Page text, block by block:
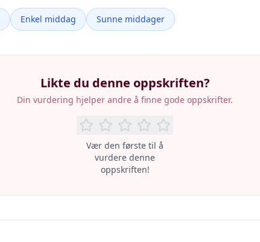
Enkel middag Sunne middager
Likte du denne oppskriften?
Din vurdering hjelper andre å finne gode oppskrifter.
Vær den første til å
vurdere denne
oppskriften!